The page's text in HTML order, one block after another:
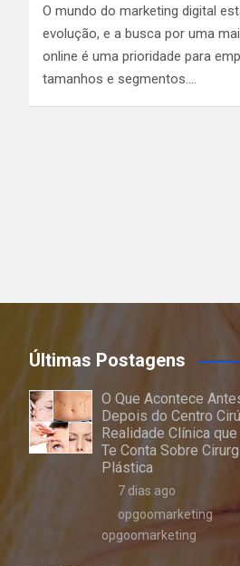
O mundo do marketing digital
evolução, e a busca por uma
online é uma prioridade para
tamanhos e segmentos.…
Últimas Postagens
O Que Acontece
Depois do Centro
Realidade Clínica
Te Conta Sobre
Plástica
7 dias ago
opgoomarketing
opgoomarketing